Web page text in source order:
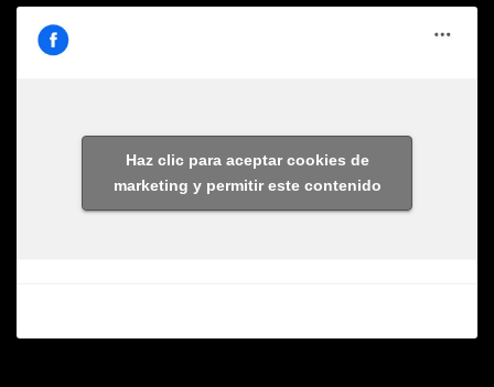
Haz clic para aceptar cookies de
marketing y permitir este contenido